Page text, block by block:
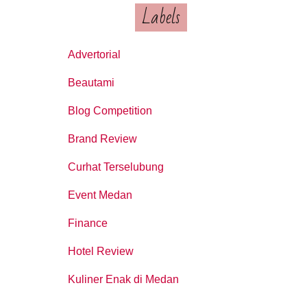
Labels
Advertorial
Beautami
Blog Competition
Brand Review
Curhat Terselubung
Event Medan
Finance
Hotel Review
Kuliner Enak di Medan